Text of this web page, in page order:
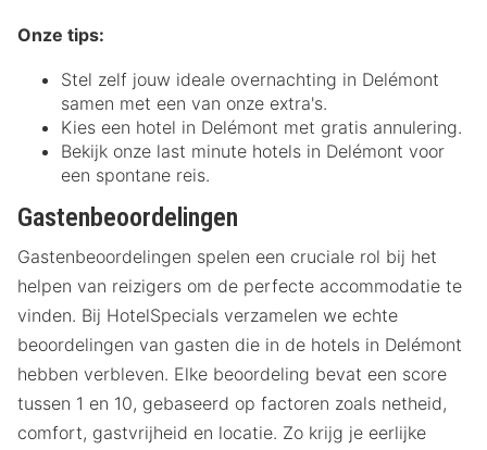
Onze tips:
Stel zelf jouw ideale overnachting in Delémont
samen met een van onze extra's.
Kies een hotel in Delémont met gratis annulering.
Bekijk onze last minute hotels in Delémont voor
een spontane reis.
Gastenbeoordelingen
Gastenbeoordelingen spelen een cruciale rol bij het
helpen van reizigers om de perfecte accommodatie te
vinden. Bij HotelSpecials verzamelen we echte
beoordelingen van gasten die in de hotels in Delémont
hebben verbleven. Elke beoordeling bevat een score
tussen 1 en 10, gebaseerd op factoren zoals netheid,
comfort, gastvrijheid en locatie. Zo krijg je eerlijke